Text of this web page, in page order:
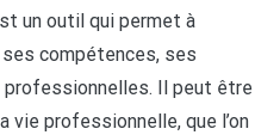
un outil qui permet à
compétences, ses
Il peut être
professionnelle, que l’on